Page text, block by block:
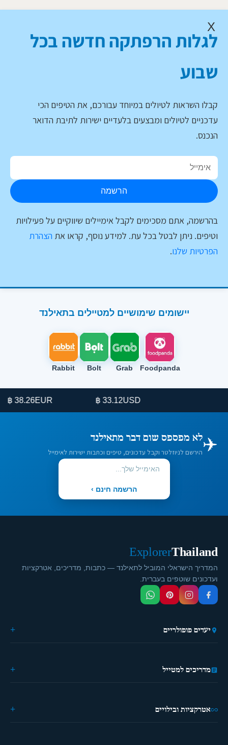
X
לגלות הרפתקה חדשה בכל
שבוע
קבלו השראות לטיולים במיוחד עבורכם, את הטיפים הכי
עדכניים לטיולים ומבצעים בלעדיים ישירות לתיבת הדואר
הנכנס.
הרשמה
בהרשמה, אתם מסכימים לקבל אימיילים שיווקיים על פעילויות
וטיפים. ניתן לבטל בכל עת. למידע נוסף, קראו את הצהרת
הפרטיות שלנו.
יישומים שימושיים למטיילים בתאילנד
Foodpanda
Grab
Bolt
Rabbit
USD
33.12 ฿
EUR
38.26 ฿
✈️לא מפספס שום דבר מתאילנד
הירשם לניוזלטר וקבל עדכונים, טיפים וכתבות ישירות לאימייל
הרשמה חינם ›
Thailand
Explorer
המדריך הישראלי המוביל לתאילנד — כתבות, מדריכים, אטרקציות
ועדכונים שוטפים בעברית.
יעדים פופולריים
🎭 פאטייה
🌿 צ'יאנג מאי
מדריכים למטייל
מטיילים פעם ראשונה?
אטרקציות ובילויים